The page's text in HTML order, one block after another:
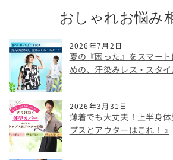
おしゃれお悩み
2026年7月2日
夏の『困った』をスマー
めの、汗染みレス・スタイ
2026年3月31日
薄着でも大丈夫！上半身
プスとアウターはこれ！